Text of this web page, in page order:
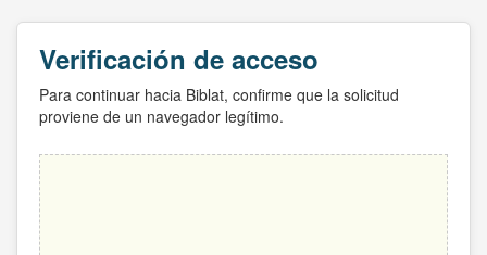
Verificación de acceso
Para continuar hacia Biblat, confirme que la solicitud
proviene de un navegador legítimo.